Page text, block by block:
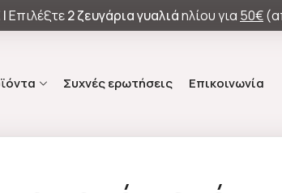
Επιλέξτε2 ζευγάρια γυαλιάηλίου για 50€
Συχνές ερωτήσεις Επικοινωνία